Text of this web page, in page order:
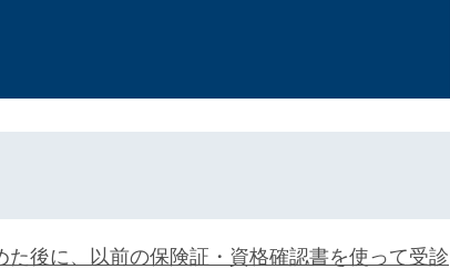
た後に、以前の保険証・資格確認書を使って受診